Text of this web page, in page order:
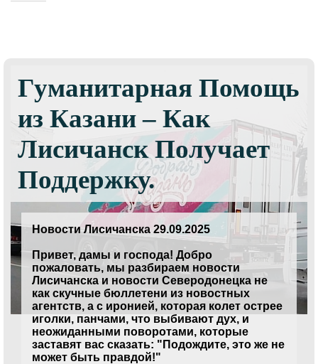
Гуманитарная Помощь
из Казани – Как
Лисичанск Получает
Поддержку.
Новости Лисичанска 29.09.2025
Привет, дамы и господа! Добро
пожаловать, мы разбираем новости
Лисичанска и новости Северодонецка не
как скучные бюллетени из новостных
агентств, а с иронией, которая колет острее
иголки, панчами, что выбивают дух, и
неожиданными поворотами, которые
заставят вас сказать: "Подождите, это же не
может быть правдой!"